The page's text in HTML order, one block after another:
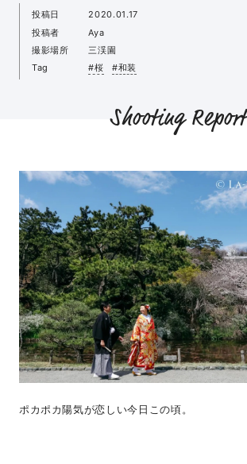
投稿日
2020.01.17
投稿者
Aya
撮影場所
三渓園
Tag
#桜 #和装
Shooting Report
ポカポカ陽気が恋しい今日この頃。